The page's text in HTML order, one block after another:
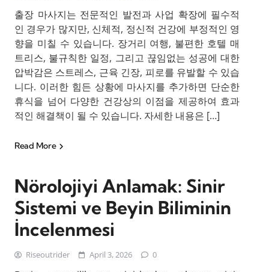
출장 마사지는 전문적인 발전과 사업 확장에 필수적
인 경우가 많지만, 신체적, 정신적 건강에 부정적인 영
향을 미칠 수 있습니다. 장거리 여행, 불편한 호텔 매
트리스, 불규칙한 일정, 그리고 끊임없는 성공에 대한
압박감은 스트레스, 근육 긴장, 피로를 유발할 수 있습
니다. 이러한 힘든 상황에 마사지를 추가하면 단순한
휴식을 넘어 다양한 건강상의 이점을 제공하여 효과
적인 해결책이 될 수 있습니다. 자세한 내용은 […]
Read More
Nörolojiyi Anlamak: Sinir
Sistemi ve Beyin Biliminin
İncelenmesi
Riseoutrider April 3, 2026 0